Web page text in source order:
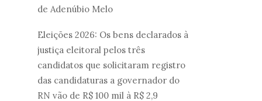
de Adenúbio Melo
Eleições 2026: Os bens declarados à
justiça eleitoral pelos três
candidatos que solicitaram registro
das candidaturas a governador do
RN vão de R$ 100 mil à R$ 2,9